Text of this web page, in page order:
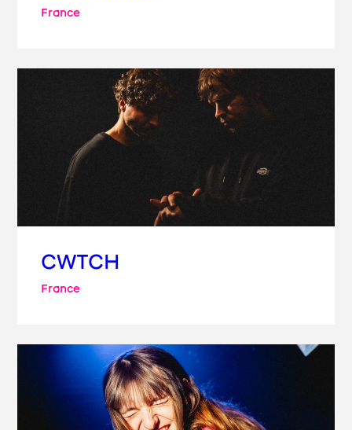
France
CWTCH
France